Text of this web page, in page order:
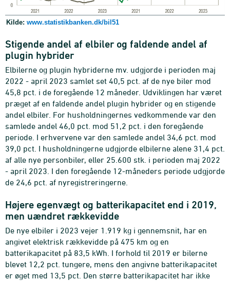
Kilde: www.statistikbanken.dk/bil51
Stigende andel af elbiler og faldende andel af
plugin hybrider
Elbilerne og plugin hybriderne mv. udgjorde i perioden maj
2022 - april 2023 samlet set 40,5 pct. af de nye biler mod
45,8 pct. i de foregående 12 måneder. Udviklingen har været
præget af en faldende andel plugin hybrider og en stigende
andel elbiler. For husholdningernes vedkommende var den
samlede andel 46,0 pct. mod 51,2 pct. i den foregående
periode. I erhvervene var den samlede andel 34,6 pct. mod
39,0 pct. I husholdningerne udgjorde elbilerne alene 31,4 pct.
af alle nye personbiler, eller 25.600 stk. i perioden maj 2022
- april 2023. I den foregående 12-måneders periode udgjorde
de 24,6 pct. af nyregistreringerne.
Højere egenvægt og batterikapacitet end i 2019,
men uændret rækkevidde
De nye elbiler i 2023 vejer 1.919 kg i gennemsnit, har en
angivet elektrisk rækkevidde på 475 km og en
batterikapacitet på 83,5 kWh. I forhold til 2019 er bilerne
blevet 12,2 pct. tungere, mens den angivne batterikapacitet
er øget med 13,5 pct. Den større batterikapacitet har ikke